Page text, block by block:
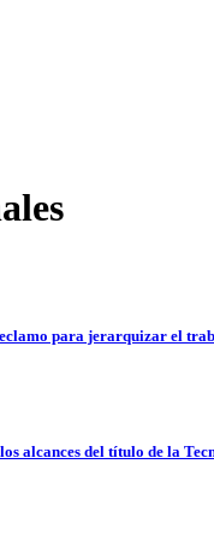
para jerarquizar el
alcances del título de la